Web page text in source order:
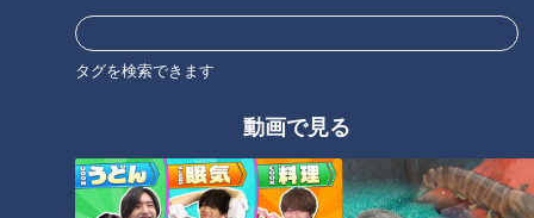
タグを検索できます
動画で見る
手ぶらで本格キャンプが楽しめ
る三重県の「青川峡キャンピン
収納やレンジ調理器など便利グ
ッズからおしゃれアイテムま